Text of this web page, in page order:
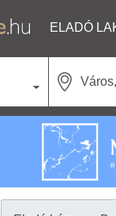
ELADÓ